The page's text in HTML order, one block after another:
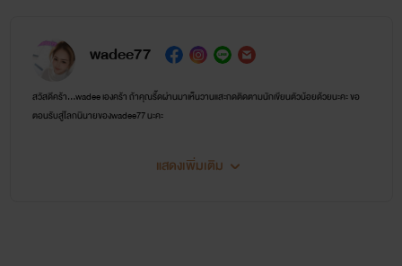
wadee77
สวัสดีคร้า...wadee เองคร้า ถ้าคุณรี๊ดผ่านมาเห็นวานแสะกดติดตามนักเขียนตัวน้อยด้วยนะคะ ขอ
ตอนรับสู่โลกนินายของwadee77 นะคะ
แสดงเพิ่มเติม